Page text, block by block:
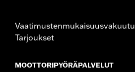
Tarjoukset
MOOTTORIPYÖRÄPALVELUT